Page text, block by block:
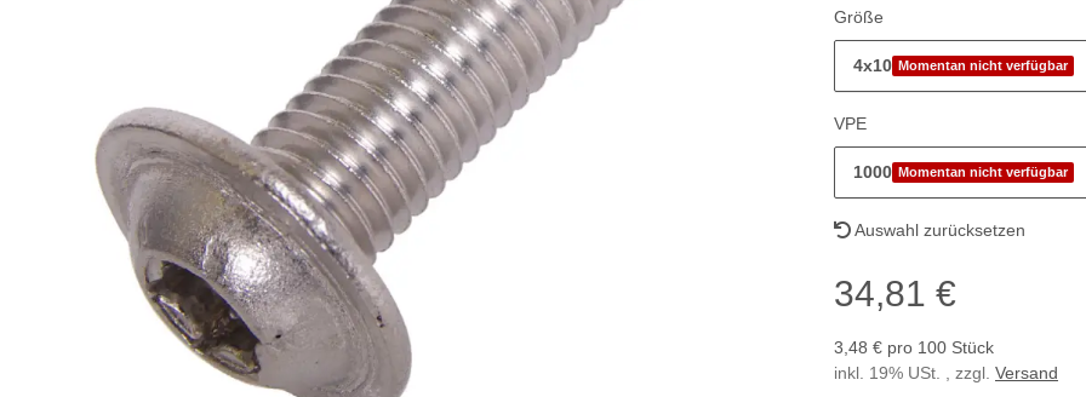
Größe
4x10 Momentan nicht verfügbar
VPE
1000 Momentan nicht verfügbar
Auswahl zurücksetzen
34,81 €
3,48 € pro 100 Stück
inkl. 19% USt. , zzgl. Versand